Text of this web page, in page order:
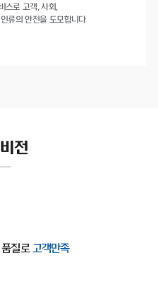
스로 고객, 사회,
류의 안전을 도모합니다
전
질로 고객만족